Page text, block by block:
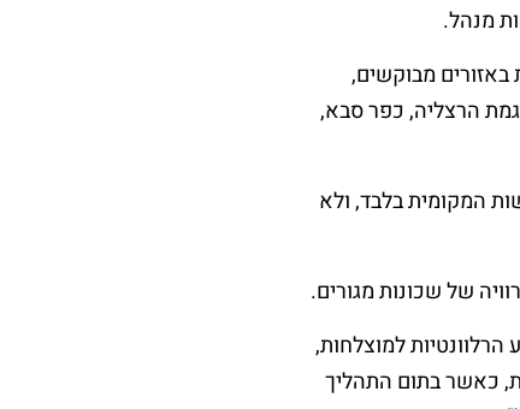
מנהל.
מבוקשים,
הרצליה, כפר סבא,
המקומית בלבד, ולא
של שכונות מגורים.
למוצלחות,
כאשר בתום התהליך